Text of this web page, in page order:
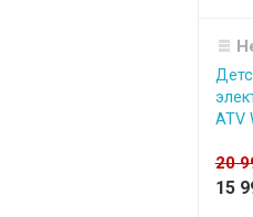
ATV
20
15